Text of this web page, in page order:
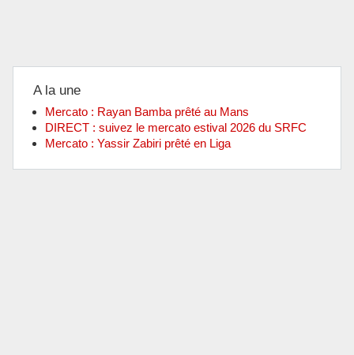
A la une
Mercato : Rayan Bamba prêté au Mans
DIRECT : suivez le mercato estival 2026 du SRFC
Mercato : Yassir Zabiri prêté en Liga